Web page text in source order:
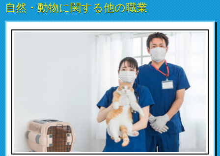
自然・動物に関する他の職業